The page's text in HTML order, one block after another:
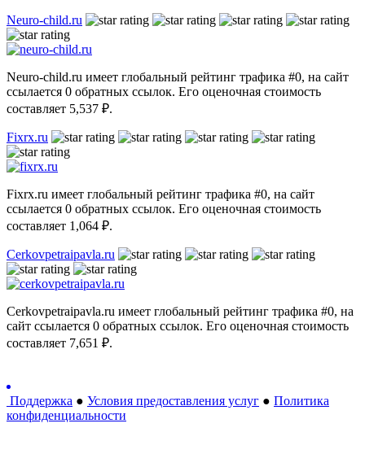
Neuro-child.ru
Neuro-child.ru имеет глобальный рейтинг трафика #0, на сайт
ссылается 0 обратных ссылок. Его оценочная стоимость
составляет 5,537 ₽.
Fixrx.ru
Fixrx.ru имеет глобальный рейтинг трафика #0, на сайт
ссылается 0 обратных ссылок. Его оценочная стоимость
составляет 1,064 ₽.
Cerkovpetraipavla.ru
Cerkovpetraipavla.ru имеет глобальный рейтинг трафика #0, на
сайт ссылается 0 обратных ссылок. Его оценочная стоимость
составляет 7,651 ₽.
Поддержка ● Условия предоставления услуг ● Политика
конфиденциальности